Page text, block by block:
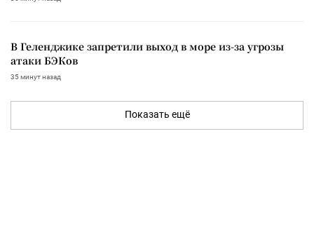
В Геленджике запретили выход в море из-за угрозы
атаки БЭКов
35 минут назад
Показать ещё